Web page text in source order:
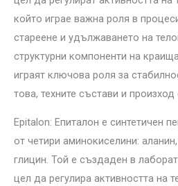
който играе важна роля в
стареене и удължаването на
структурни компоненти на
играят ключова роля за
това, техните състави и произход
Epitalon: Епиталон е синтетичен
от четири аминокиселини:
глицин. Той е създаден в
цел да регулира активността на